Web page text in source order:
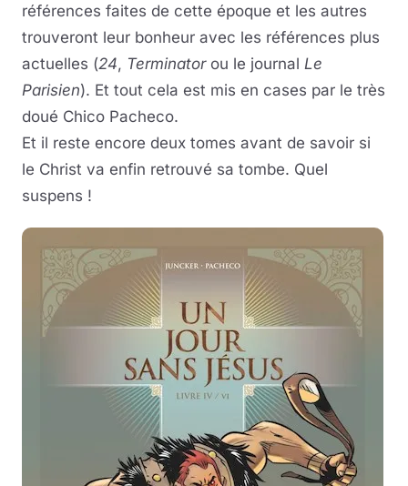
références faites de cette époque et les autres
trouveront leur bonheur avec les références plus
actuelles (24, Terminatorou le journal Le
Parisien). Et tout cela est mis en cases par le très
doué Chico Pacheco.
Et il reste encore deux tomes avant de savoir si
le Christ va enfin retrouvé sa tombe. Quel
suspens !